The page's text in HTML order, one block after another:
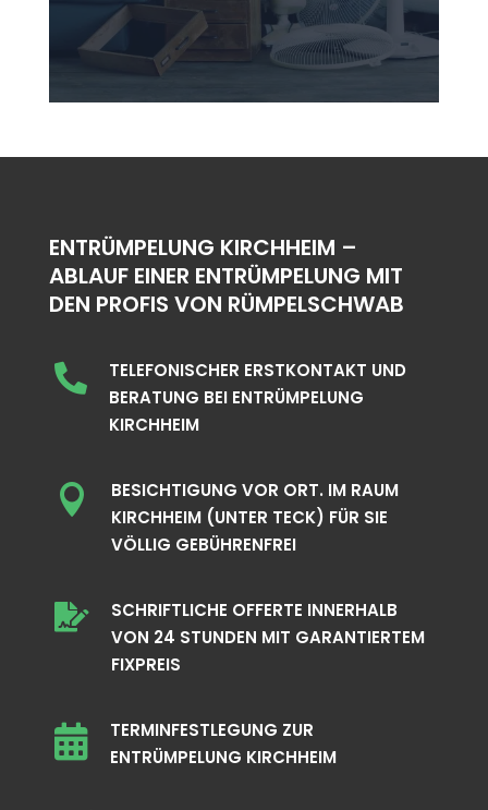
ENTRÜMPELUNG KIRCHHEIM –
ABLAUF EINER ENTRÜMPELUNG MIT
DEN PROFIS VON RÜMPELSCHWAB

TELEFONISCHER ERSTKONTAKT UND
BERATUNG BEI ENTRÜMPELUNG
KIRCHHEIM

BESICHTIGUNG VOR ORT. IM RAUM
KIRCHHEIM (UNTER TECK) FÜR SIE
VÖLLIG GEBÜHRENFREI

SCHRIFTLICHE OFFERTE INNERHALB
VON 24 STUNDEN MIT GARANTIERTEM
FIXPREIS

TERMINFESTLEGUNG ZUR
ENTRÜMPELUNG KIRCHHEIM